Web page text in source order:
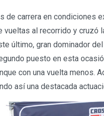
de carrera en condiciones
vueltas al recorrido y cruzó
último, gran dominador
puesto en esta
con una vuelta menos.
así una destacada